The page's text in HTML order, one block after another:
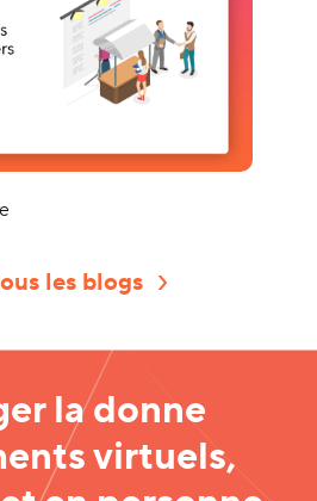
les blogs
la donne
virtuels,